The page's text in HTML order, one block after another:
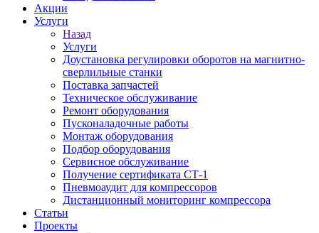
Акции
Услуги
Назад
Услуги
Доустановка регулировки оборотов на магнитно-
сверлильные станки
Поставка запчастей
Техническое обслуживание
Ремонт оборудования
Пусконаладочные работы
Монтаж оборудования
Подбор оборудования
Сервисное обслуживание
Получение сертификата СТ-1
Пневмоаудит для компрессоров
Дистанционный мониторинг компрессора
Статьи
Проекты